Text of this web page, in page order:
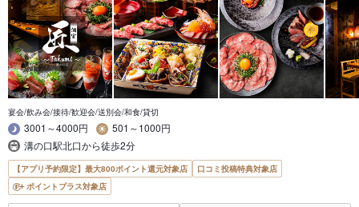
宴会/飲み会/接待/歓迎会/送別会/和食/貸切
3001～4000円
501～1000円
溝の口駅北口から徒歩2分
【アプリ予約限定】最大800ポイント還元対象店
口コミ投稿特典対象店
ポイントプラス対象店